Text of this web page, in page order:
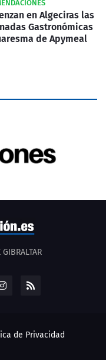
en Algeciras las
Gastronómicas
de Apymeal
de Privacidad